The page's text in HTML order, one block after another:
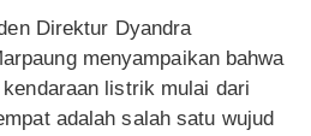
Direktur Dyandra
menyampaikan bahwa
listrik mulai dari
adalah salah satu wujud